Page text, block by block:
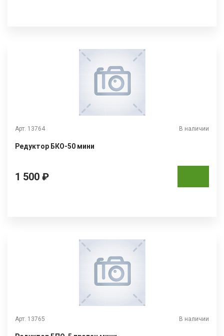
Арт. 13764 В наличии
Редуктор БКО-50 мини
1 500 ₽
Арт. 13765 В наличии